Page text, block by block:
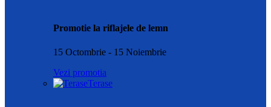
Promotie la riflajele de lemn
15 Octombrie - 15 Noiembrie
Vezi promotia
Terase